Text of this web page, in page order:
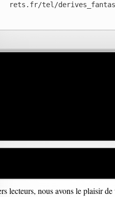
rets.fr/tel/
lecteurs, nous avons le plaisir